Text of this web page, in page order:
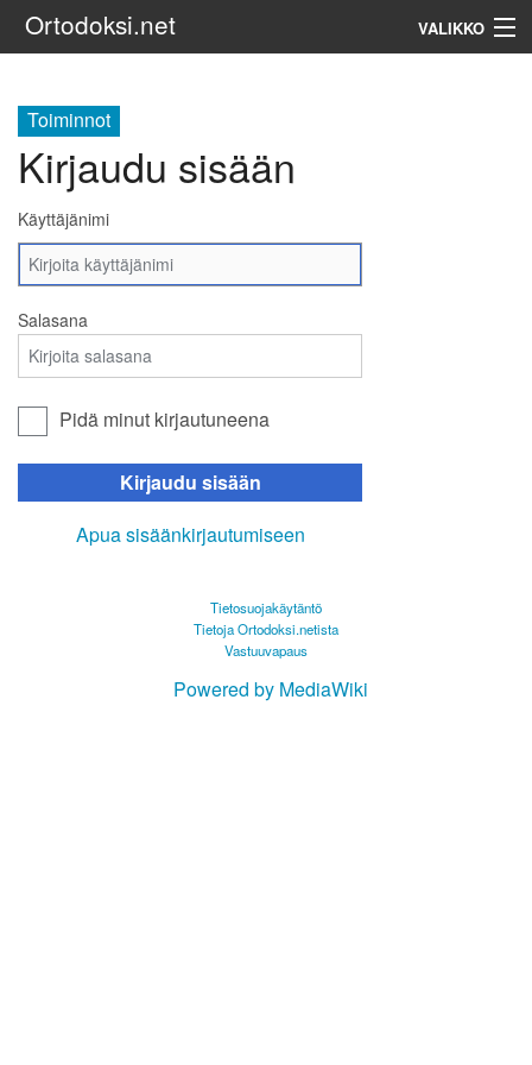
Ortodoksi.net VALIKKO
Toiminnot
Kirjaudu sisään
Käyttäjänimi
Salasana
Pidä minut kirjautuneena
Kirjaudu sisään
Apua sisäänkirjautumiseen
Tietosuojakäytäntö
Tietoja Ortodoksi.netista
Vastuuvapaus
Powered by MediaWiki